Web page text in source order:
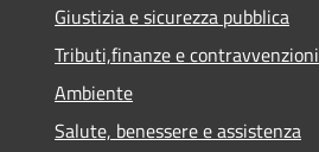
Giustizia e sicurezza pubblica
Tributi,finanze e contravvenzioni
Ambiente
Salute, benessere e assistenza